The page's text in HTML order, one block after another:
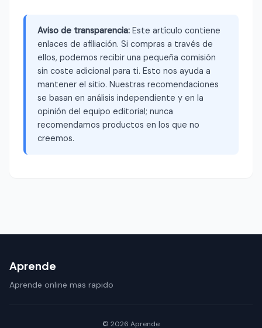
Aviso de transparencia: Este artículo contiene
enlaces de afiliación. Si compras a través de
ellos, podemos recibir una pequeña comisión
sin coste adicional para ti. Esto nos ayuda a
mantener el sitio. Nuestras recomendaciones
se basan en análisis independiente y en la
opinión del equipo editorial; nunca
recomendamos productos en los que no
creemos.
Aprende
Aprende online mas rapido
© 2026 Aprende